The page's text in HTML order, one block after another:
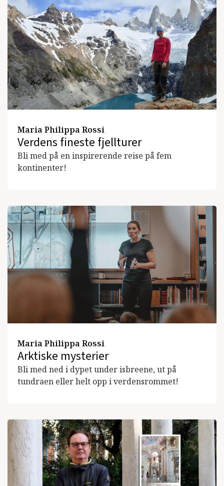
Maria Philippa Rossi
Verdens fineste fjellturer
Bli med på en inspirerende reise på fem
kontinenter!
Maria Philippa Rossi
Arktiske mysterier
Bli med ned i dypet under isbreene, ut på
tundraen eller helt opp i verdensrommet!